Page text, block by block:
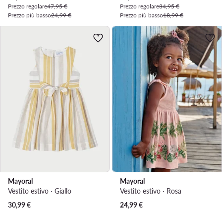
Prezzo regolare47,95 €
Prezzo più basso24,99 €
Prezzo regolare34,95 €
Prezzo più basso18,99 €
Mayoral
Vestito estivo · Giallo
Prezzo attuale
30,99€
Mayoral
Vestito estivo · Rosa
Prezzo attuale
24,99€